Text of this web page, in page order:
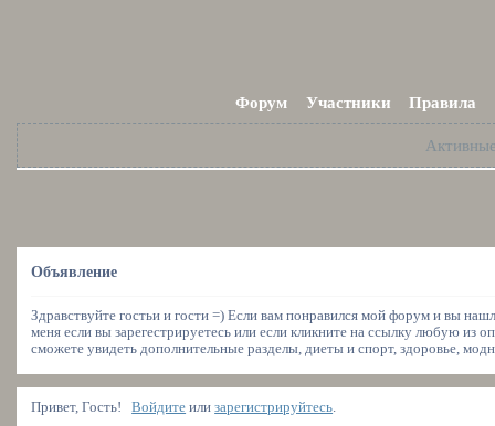
Форум Участники Правила
Объявление
Здравствуйте гостьи и гости =) Если вам понравился мой форум и вы
меня если вы зарегестрируетесь или если кликните на ссылку любую из
сможете увидеть дополнительные разделы, диеты и спорт, здоровье,
Привет, Гость! Войдите илизарегистрируйтесь